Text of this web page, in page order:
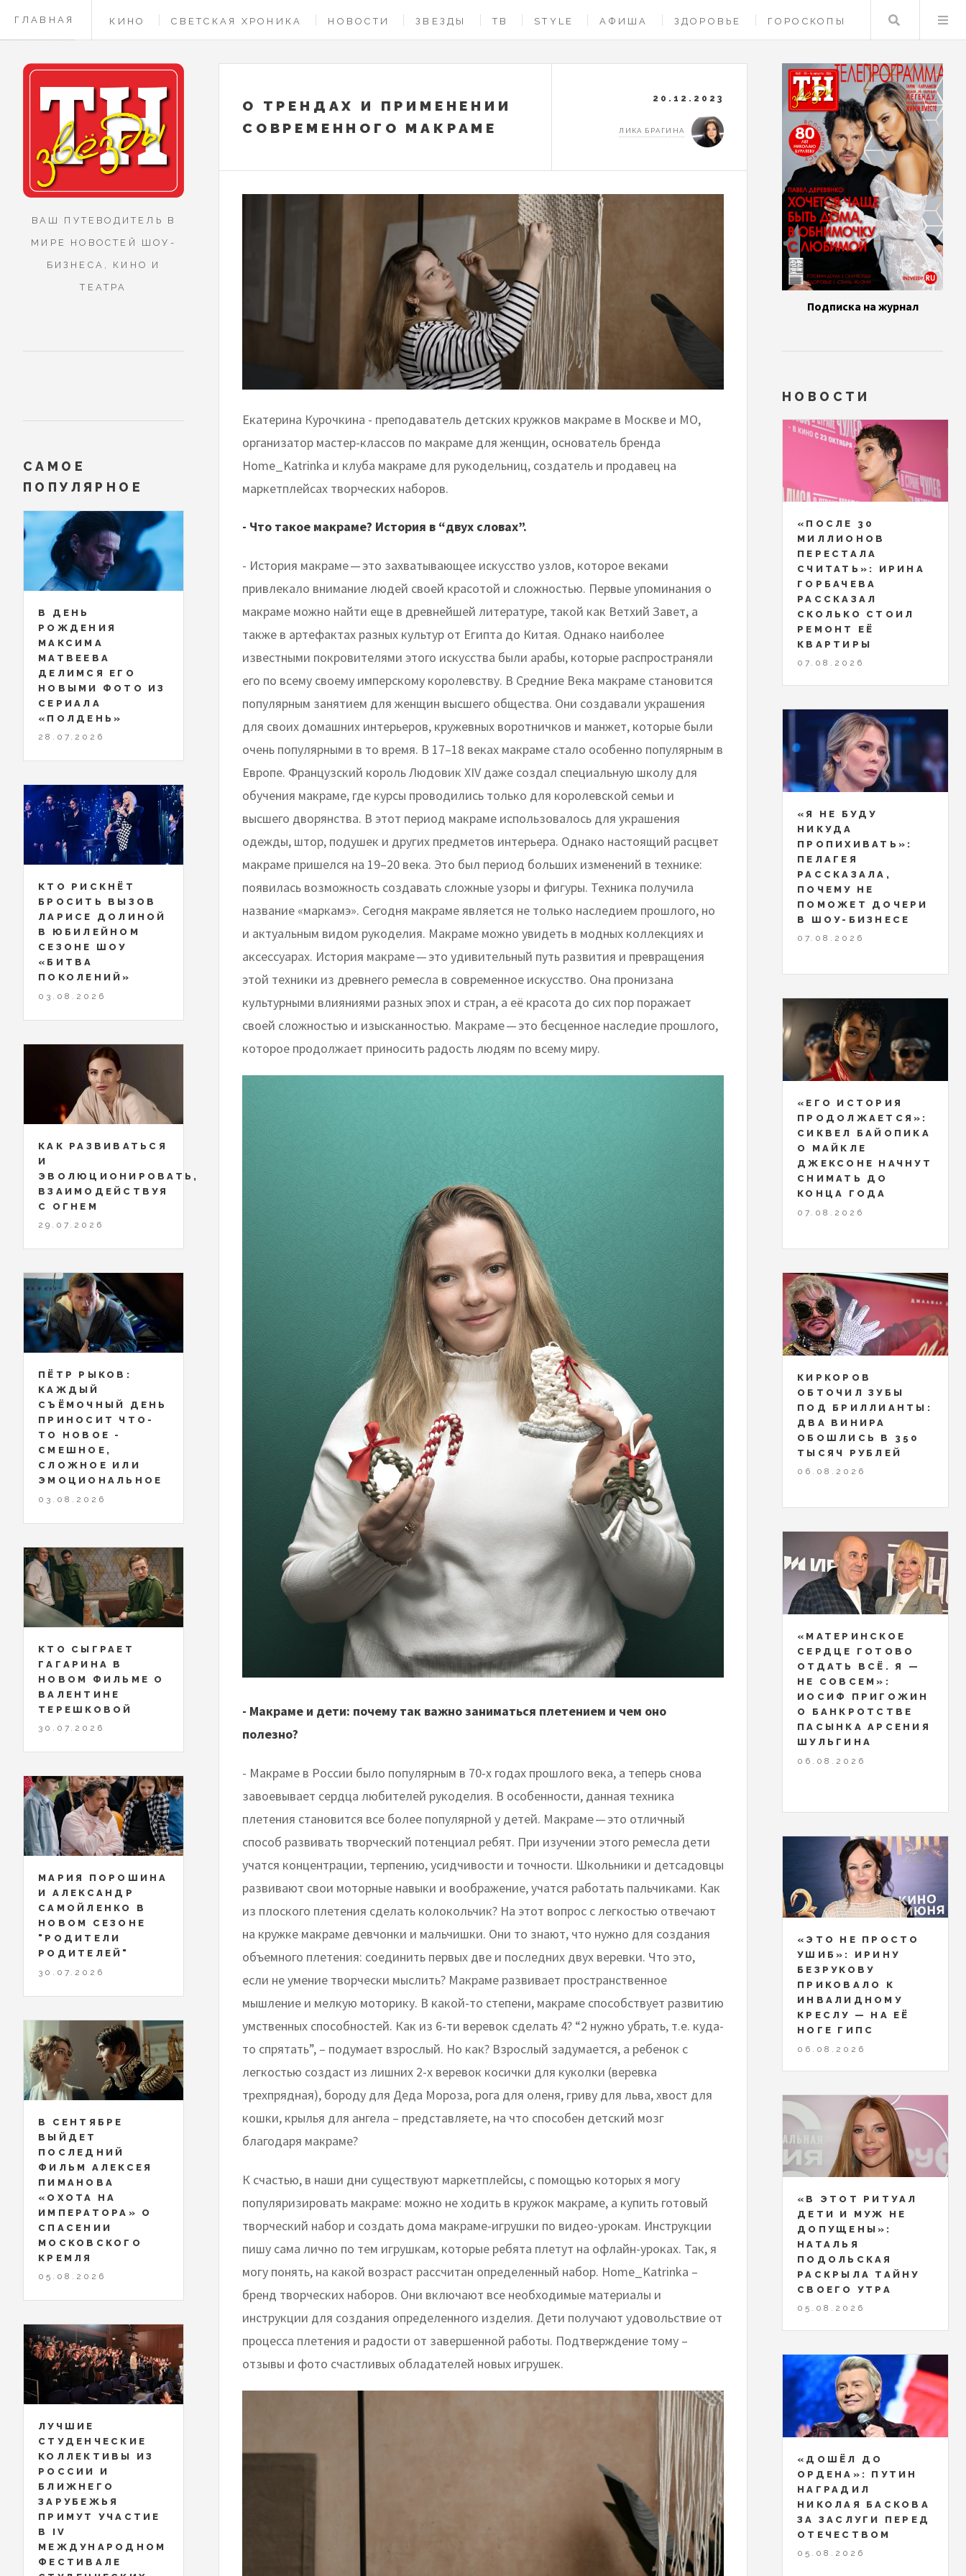
ГЛАВНАЯ КИНО СВЕТСКАЯ ХРОНИКА НОВОСТИ ЗВЕЗДЫ ТВ STYLE АФИША ЗДОРОВЬЕ ГОРОСКОПЫ
КОНТАКТЫ
Поиск
О ТРЕНДАХ И ПРИМЕНЕНИИ
СОВРЕМЕННОГО МАКРАМЕ
20.12.2023
ЛИКА БРАГИНА
Екатерина Курочкина - преподаватель детских кружков макраме в Москве и МО,
организатор мастер-классов по макраме для женщин, основатель бренда
Home_Katrinka и клуба макраме для рукодельниц, создатель и продавец на
маркетплейсах творческих наборов.
- Что такое макраме? История в “двух словах”.
- История макраме — это захватывающее искусство узлов, которое веками
привлекало внимание людей своей красотой и сложностью. Первые упоминания о
макраме можно найти еще в древнейшей литературе, такой как Ветхий Завет, а
также в артефактах разных культур от Египта до Китая. Однако наиболее
известными покровителями этого искусства были арабы, которые распространяли
его по всему своему имперскому королевству. В Средние Века макраме становится
популярным занятием для женщин высшего общества. Они создавали украшения
для своих домашних интерьеров, кружевных воротничков и манжет, которые были
очень популярными в то время. В 17–18 веках макраме стало особенно популярным в
Европе. Французский король Людовик XIV даже создал специальную школу для
обучения макраме, где курсы проводились только для королевской семьи и
высшего дворянства. В этот период макраме использовалось для украшения
одежды, штор, подушек и других предметов интерьера. Однако настоящий расцвет
макраме пришелся на 19–20 века. Это был период больших изменений в технике:
появилась возможность создавать сложные узоры и фигуры. Техника получила
название «маркамэ». Сегодня макраме является не только наследием прошлого, но
и актуальным видом рукоделия. Макраме можно увидеть в модных коллекциях и
аксессуарах. История макраме — это удивительный путь развития и превращения
этой техники из древнего ремесла в современное искусство. Она пронизана
культурными влияниями разных эпох и стран, а её красота до сих пор поражает
своей сложностью и изысканностью. Макраме — это бесценное наследие прошлого,
которое продолжает приносить радость людям по всему миру.
- Макраме и дети: почему так важно заниматься плетением и чем оно
полезно?
- Макраме в России было популярным в 70-х годах прошлого века, а теперь снова
завоевывает сердца любителей рукоделия. В особенности, данная техника
плетения становится все более популярной у детей. Макраме — это отличный
способ развивать творческий потенциал ребят. При изучении этого ремесла дети
учатся концентрации, терпению, усидчивости и точности. Школьники и детсадовцы
развивают свои моторные навыки и воображение, учатся работать пальчиками. Как
из плоского плетения сделать колокольчик? На этот вопрос с легкостью отвечают
на кружке макраме девчонки и мальчишки. Они то знают, что нужно для создания
объемного плетения: соединить первых две и последних двух веревки. Что это,
если не умение творчески мыслить? Макраме развивает пространственное
мышление и мелкую моторику. В какой-то степени, макраме способствует развитию
умственных способностей. Как из 6-ти веревок сделать 4? “2 нужно убрать, т.е. куда-
то спрятать”, – подумает взрослый. Но как? Взрослый задумается, а ребенок с
легкостью создаст из лишних 2-х веревок косички для куколки (веревка
трехпрядная), бороду для Деда Мороза, рога для оленя, гриву для льва, хвост для
кошки, крылья для ангела – представляете, на что способен детский мозг
благодаря макраме?
К счастью, в наши дни существуют маркетплейсы, с помощью которых я могу
популяризировать макраме: можно не ходить в кружок макраме, а купить готовый
творческий набор и создать дома макраме-игрушки по видео-урокам. Инструкции
пишу сама лично по тем игрушкам, которые ребята плетут на офлайн-уроках. Так, я
могу понять, на какой возраст рассчитан определенный набор. Home_Katrinka –
бренд творческих наборов. Они включают все необходимые материалы и
инструкции для создания определенного изделия. Дети получают удовольствие от
процесса плетения и радости от завершенной работы. Подтверждение тому –
отзывы и фото счастливых обладателей новых игрушек.
ВАШ ПУТЕВОДИТЕЛЬ В
МИРЕ НОВОСТЕЙ ШОУ-
БИЗНЕСА, КИНО И
ТЕАТРА
САМОЕ
ПОПУЛЯРНОЕ
В ДЕНЬ
РОЖДЕНИЯ
МАКСИМА
МАТВЕЕВА
ДЕЛИМСЯ ЕГО
НОВЫМИ ФОТО ИЗ
СЕРИАЛА
«ПОЛДЕНЬ»
28.07.2026
КТО РИСКНЁТ
БРОСИТЬ ВЫЗОВ
ЛАРИСЕ ДОЛИНОЙ
В ЮБИЛЕЙНОМ
СЕЗОНЕ ШОУ
«БИТВА
ПОКОЛЕНИЙ»
03.08.2026
КАК РАЗВИВАТЬСЯ
И
ЭВОЛЮЦИОНИРОВАТЬ,
ВЗАИМОДЕЙСТВУЯ
С ОГНЕМ
29.07.2026
ПЁТР РЫКОВ:
КАЖДЫЙ
СЪЁМОЧНЫЙ ДЕНЬ
ПРИНОСИТ ЧТО-
ТО НОВОЕ -
СМЕШНОЕ,
СЛОЖНОЕ ИЛИ
ЭМОЦИОНАЛЬНОЕ
03.08.2026
КТО СЫГРАЕТ
ГАГАРИНА В
НОВОМ ФИЛЬМЕ О
ВАЛЕНТИНЕ
ТЕРЕШКОВОЙ
30.07.2026
МАРИЯ ПОРОШИНА
И АЛЕКСАНДР
САМОЙЛЕНКО В
НОВОМ СЕЗОНЕ
"РОДИТЕЛИ
РОДИТЕЛЕЙ"
30.07.2026
В СЕНТЯБРЕ
ВЫЙДЕТ
ПОСЛЕДНИЙ
ФИЛЬМ АЛЕКСЕЯ
ПИМАНОВА
«ОХОТА НА
ИМПЕРАТОРА» О
СПАСЕНИИ
МОСКОВСКОГО
КРЕМЛЯ
05.08.2026
ЛУЧШИЕ
СТУДЕНЧЕСКИЕ
КОЛЛЕКТИВЫ ИЗ
РОССИИ И
БЛИЖНЕГО
ЗАРУБЕЖЬЯ
ПРИМУТ УЧАСТИЕ
В IV
МЕЖДУНАРОДНОМ
ФЕСТИВАЛЕ
Подписка на журнал
НОВОСТИ
«ПОСЛЕ 30
МИЛЛИОНОВ
ПЕРЕСТАЛА
СЧИТАТЬ»: ИРИНА
ГОРБАЧЕВА
РАССКАЗАЛ
СКОЛЬКО СТОИЛ
РЕМОНТ ЕЁ
КВАРТИРЫ
07.08.2026
«Я НЕ БУДУ
НИКУДА
ПРОПИХИВАТЬ»:
ПЕЛАГЕЯ
РАССКАЗАЛА,
ПОЧЕМУ НЕ
ПОМОЖЕТ ДОЧЕРИ
В ШОУ-БИЗНЕСЕ
07.08.2026
«ЕГО ИСТОРИЯ
ПРОДОЛЖАЕТСЯ»:
СИКВЕЛ БАЙОПИКА
О МАЙКЛЕ
ДЖЕКСОНЕ НАЧНУТ
СНИМАТЬ ДО
КОНЦА ГОДА
07.08.2026
КИРКОРОВ
ОБТОЧИЛ ЗУБЫ
ПОД БРИЛЛИАНТЫ:
ДВА ВИНИРА
ОБОШЛИСЬ В 350
ТЫСЯЧ РУБЛЕЙ
06.08.2026
«МАТЕРИНСКОЕ
СЕРДЦЕ ГОТОВО
ОТДАТЬ ВСЁ. Я —
НЕ СОВСЕМ»:
ИОСИФ ПРИГОЖИН
О БАНКРОТСТВЕ
ПАСЫНКА АРСЕНИЯ
ШУЛЬГИНА
06.08.2026
«ЭТО НЕ ПРОСТО
УШИБ»: ИРИНУ
БЕЗРУКОВУ
ПРИКОВАЛО К
ИНВАЛИДНОМУ
КРЕСЛУ — НА ЕЁ
НОГЕ ГИПС
06.08.2026
«В ЭТОТ РИТУАЛ
ДЕТИ И МУЖ НЕ
ДОПУЩЕНЫ»:
НАТАЛЬЯ
ПОДОЛЬСКАЯ
РАСКРЫЛА ТАЙНУ
СВОЕГО УТРА
05.08.2026
«ДОШЁЛ ДО
ОРДЕНА»: ПУТИН
НАГРАДИЛ
НИКОЛАЯ БАСКОВА
ЗА ЗАСЛУГИ ПЕРЕД
ОТЕЧЕСТВОМ
05.08.2026